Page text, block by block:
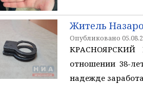
Житель
Опубликовано
КРАСНОЯРСКИЙ
отношении 38-
надежде